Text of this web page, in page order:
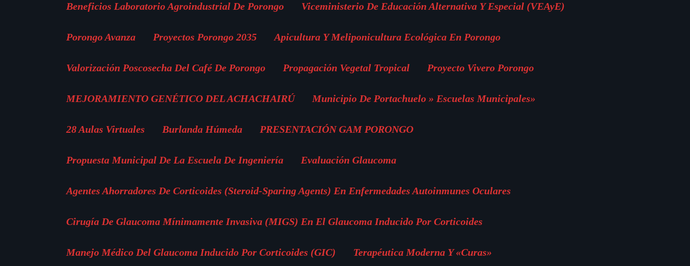
Beneficios Laboratorio Agroindustrial De Porongo Viceministerio De Educación Alternativa Y Especial (VEAyE)
Porongo Avanza Proyectos Porongo 2035 Apicultura Y Meliponicultura Ecológica En Porongo
Valorización Poscosecha Del Café De Porongo Propagación Vegetal Tropical Proyecto Vivero Porongo
MEJORAMIENTO GENÉTICO DEL ACHACHAIRÚ Municipio De Portachuelo » Escuelas Municipales»
28 Aulas Virtuales Burlanda Húmeda PRESENTACIÓN GAM PORONGO
Propuesta Municipal De La Escuela De Ingeniería Evaluación Glaucoma
Agentes Ahorradores De Corticoides (Steroid-Sparing Agents) En Enfermedades Autoinmunes Oculares
Cirugía De Glaucoma Mínimamente Invasiva (MIGS) En El Glaucoma Inducido Por Corticoides
Manejo Médico Del Glaucoma Inducido Por Corticoides (GIC) Terapéutica Moderna Y «Curas»